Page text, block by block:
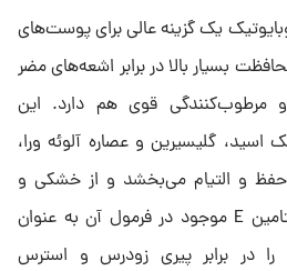
یک گزینه عالی برای پوست‌های
بسیار بالا در برابر اشعه‌های مضر
مرطوب‌کنندگی قوی هم دارد. این
اسید، گلیسیرین و عصاره آلوئه ورا،
و التیام می‌بخشد و از خشکی و
التهاب جلوگیری می‌کند. ویتامین E موجود در فرمول آن به عنوان
در برابر پیری زودرس و استرس